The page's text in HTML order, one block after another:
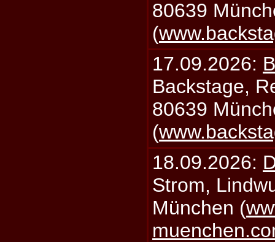
80639
(
17.09.2026:
Backstage,
80639
(
18.09.2026:
Strom,
München (